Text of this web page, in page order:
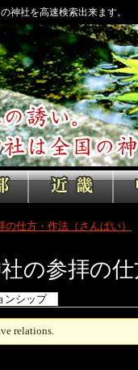
神社を高速検索出来ます。
仕方・作法（さんぱい）
の参拝の仕
ンシップ
relations.